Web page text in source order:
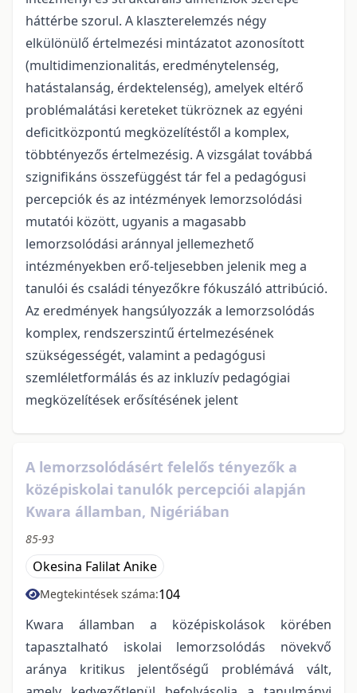
háttérbe szorul. A klaszterelemzés négy
elkülönülő értelmezési mintázatot azonosított
(multidimenzionalitás, eredménytelenség,
hatástalanság, érdektelenség), amelyek eltérő
problémalátási kereteket tükröznek az egyéni
deficitközpontú megközelítéstől a komplex,
többtényezős értelmezésig. A vizsgálat továbbá
szignifikáns összefüggést tár fel a pedagógusi
percepciók és az intézmények lemorzsolódási
mutatói között, ugyanis a magasabb
lemorzsolódási aránnyal jellemezhető
intézményekben erő-teljesebben jelenik meg a
tanulói és családi tényezőkre fókuszáló attribúció.
Az eredmények hangsúlyozzák a lemorzsolódás
komplex, rendszerszintű értelmezésének
szükségességét, valamint a pedagógusi
szemléletformálás és az inkluzív pedagógiai
megközelítések erősítésének jelent
A lemorzsolódásért felelős tényezők a
középiskolai tanulók percepciói alapján
Kwara államban, Nigériában
85-93
Okesina Falilat Anike
Megtekintések száma:104
Kwara államban a középiskolások körében
tapasztalható iskolai lemorzsolódás növekvő
aránya kritikus jelentőségű problémává vált,